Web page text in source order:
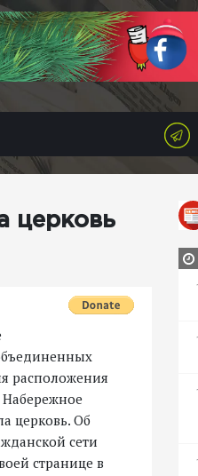
церковь
расположения
Набережное
церковь. Об
сети
странице в